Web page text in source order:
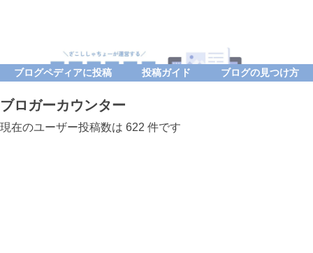
ブログペディアに投稿 投稿ガイド ブログの見つけ方
ブロガーカウンター
現在のユーザー投稿数は 622 件です